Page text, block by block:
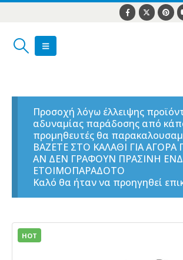
Προσοχή λόγω έλλειψης
αδυναμίας παράδοσης από
προμηθευτές θα
ΒΑΖΕΤΕ ΣΤΟ ΚΑΛΑΘΙ ΓΙΑ ΑΓΟΡΑ
ΑΝ ΔΕΝ ΓΡΑΦΟΥΝ ΠΡΑΣΙΝΗ
ΕΤΟΙΜΟΠΑΡΑΔΟΤΟ
Καλό θα ήταν να προηγηθεί
HOT